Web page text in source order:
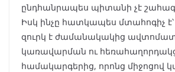
ընդհանրապես պիտանի չէ
Իսկ ինչը հատկապես մտահոգիչ է՝
զուրկ է ժամանակակից
կառավարման ու
համակարգերից, որոնց միջոցով